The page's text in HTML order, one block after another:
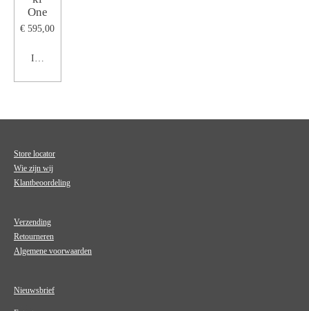
One
€ 595,00
In winkelwagen
Store locator
Wie zijn wij
Klantbeoordeling
Verzending
Retourneren
Algemene voorwaarden
Nieuwsbrief